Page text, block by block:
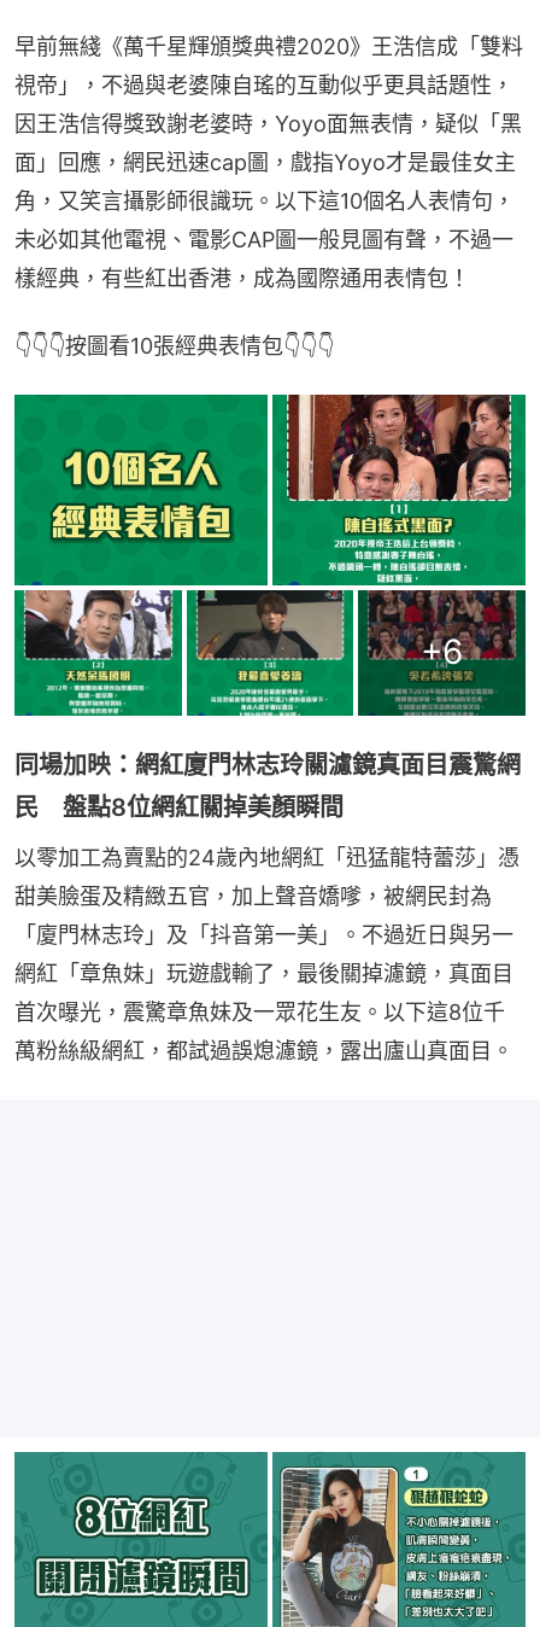
早前無綫《萬千星輝頒獎典禮2020》王浩信成「雙料
視帝」，不過與老婆陳自瑤的互動似乎更具話題性，
因王浩信得獎致謝老婆時，Yoyo面無表情，疑似「黑
面」回應，網民迅速cap圖，戲指Yoyo才是最佳女主
角，又笑言攝影師很識玩。以下這10個名人表情句，
未必如其他電視、電影CAP圖一般見圖有聲，不過一
樣經典，有些紅出香港，成為國際通用表情包！
👇👇👇按圖看10張經典表情包👇👇👇
+6
同場加映：網紅廈門林志玲關濾鏡真面目震驚網
民 盤點8位網紅關掉美顏瞬間
以零加工為賣點的24歲內地網紅「迅猛龍特蕾莎」憑
甜美臉蛋及精緻五官，加上聲音嬌嗲，被網民封為
「廈門林志玲」及「抖音第一美」。不過近日與另一
網紅「章魚妹」玩遊戲輸了，最後關掉濾鏡，真面目
首次曝光，震驚章魚妹及一眾花生友。以下這8位千
萬粉絲級網紅，都試過誤熄濾鏡，露出廬山真面目。